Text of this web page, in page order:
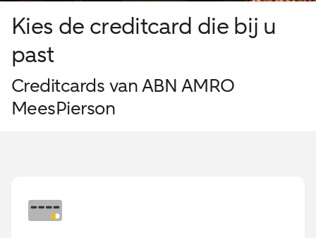
Kies de creditcard die bij u
past
Creditcards van ABN AMRO
MeesPierson